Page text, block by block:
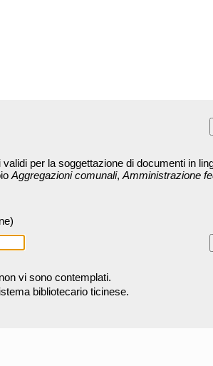
per la soggettazione di documenti in
Aggregazioni comunali, Amministrazione
vi sono contemplati.
bibliotecario ticinese.